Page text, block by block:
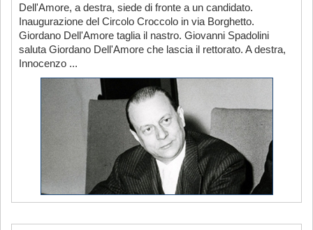
Dell'Amore, a destra, siede di fronte a un candidato.
Inaugurazione del Circolo Croccolo in via Borghetto.
Giordano Dell'Amore taglia il nastro. Giovanni Spadolini
saluta Giordano Dell'Amore che lascia il rettorato. A destra,
Innocenzo ...